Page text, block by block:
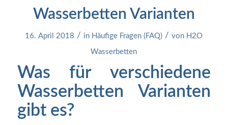
Wasserbetten Varianten
16. April 2018 / in Häufige Fragen (FAQ) / von H2O
Wasserbetten
Was für verschiedene
Wasserbetten Varianten
gibt es?